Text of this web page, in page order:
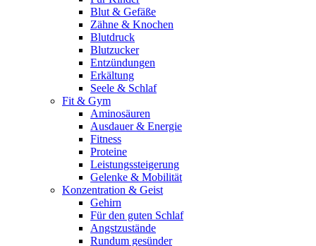
Blut & Gefäße
Zähne & Knochen
Blutdruck
Blutzucker
Entzündungen
Erkältung
Seele & Schlaf
Fit & Gym
Aminosäuren
Ausdauer & Energie
Fitness
Proteine
Leistungssteigerung
Gelenke & Mobilität
Konzentration & Geist
Gehirn
Für den guten Schlaf
Angstzustände
Rundum gesünder